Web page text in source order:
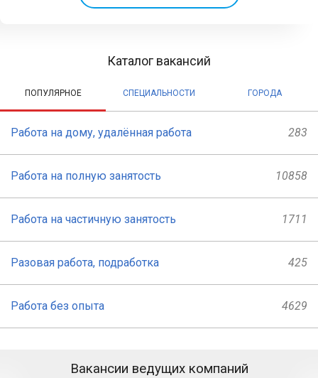
Каталог вакансий
ПОПУЛЯРНОЕ СПЕЦИАЛЬНОСТИ ГОРОДА
Работа на дому, удалённая работа 283
Работа на полную занятость 10858
Работа на частичную занятость 1711
Разовая работа, подработка 425
Работа без опыта 4629
Вакансии ведущих компаний